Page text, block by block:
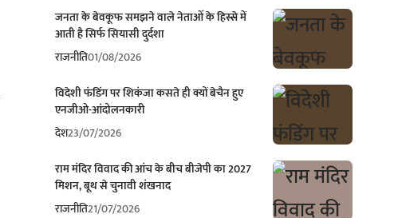
जनता के बेवकूफ समझने वाले नेताओं के हिस्से में
आती है सिर्फ सियासी दुर्दशा
राजनीति01/08/2026
विदेशी फंडिंग पर शिकंजा कसते ही क्यों बेचैन हुए
एनजीओ-आंदोलनकारी
देश23/07/2026
राम मंदिर विवाद की आंच के बीच बीजेपी का 2027
मिशन, बूथ से चुनावी शंखनाद
राजनीति21/07/2026